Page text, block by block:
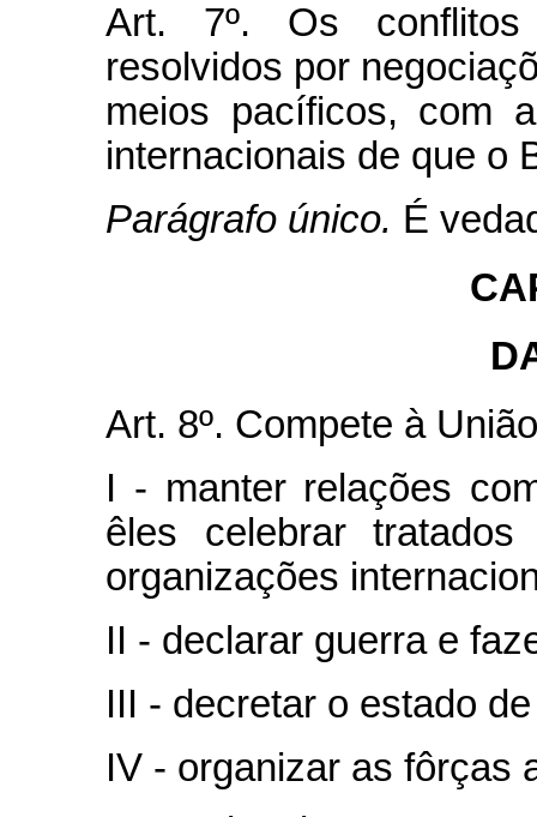
Art. 7º. Os conflitos
resolvidos por
meios pacíficos, com
internacionais de que o
Parágrafo único. É
Art. 8º. Compete à
I - manter relações
êles celebrar
organizações
II - declarar guerra e
III - decretar o estado
IV - organizar as fôrças